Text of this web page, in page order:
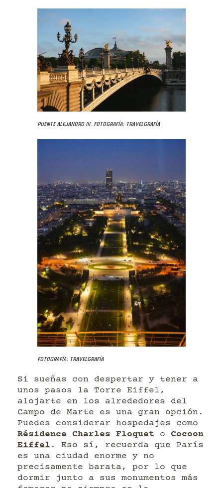
Puente Alejandro III. Fotografía: Travelgrafía
Fotografía: Travelgrafía
Si sueñas con despertar y tener a
unos pasos la Torre Eiffel,
alojarte en los alrededores del
Campo de Marte es una gran opción.
Puedes considerar hospedajes como
Résidence Charles Floquet o Cocoon
Eiffel . Eso sí, recuerda que París
es una ciudad enorme y no
precisamente barata, por lo que
dormir junto a sus monumentos más